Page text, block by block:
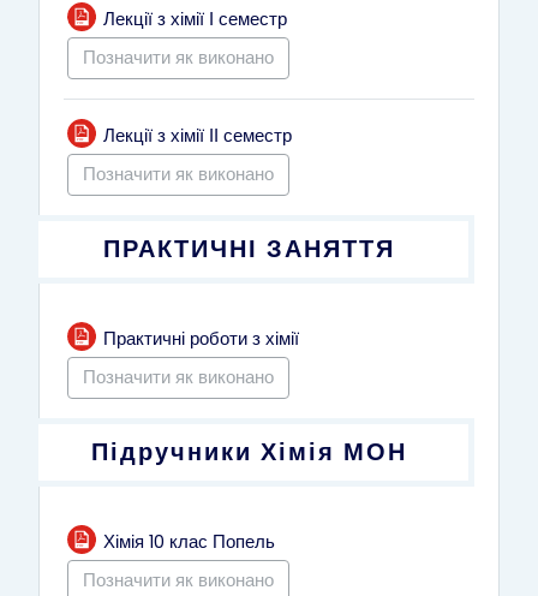
Лекції з хімії І семестрФайл
Позначити як виконано
Лекції з хімії ІІ семестрФайл
Позначити як виконано
ПРАКТИЧНІ ЗАНЯТТЯ
Практичні роботи з хіміїФайл
Позначити як виконано
Підручники Хімія МОН
Хімія 10 клас ПопельURL (веб-посилання)
Позначити як виконано